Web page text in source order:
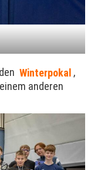
Winterpokal ,
anderen